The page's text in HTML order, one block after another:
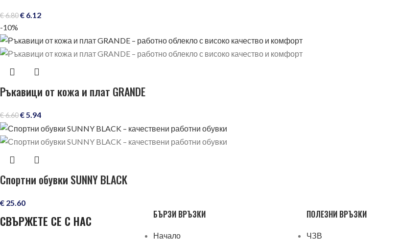
€6.80€ 6.12
-10%
Ръкавици от кожа и плат GRANDE
€6.60€5.94
Спортни обувки SUNNY BLACK
€ 25.60
СВЪРЖЕТЕ СЕ С НАС БЪРЗИ ВРЪЗКИ
Начало
ПОЛЕЗНИ ВРЪЗКИ
ЧЗВ